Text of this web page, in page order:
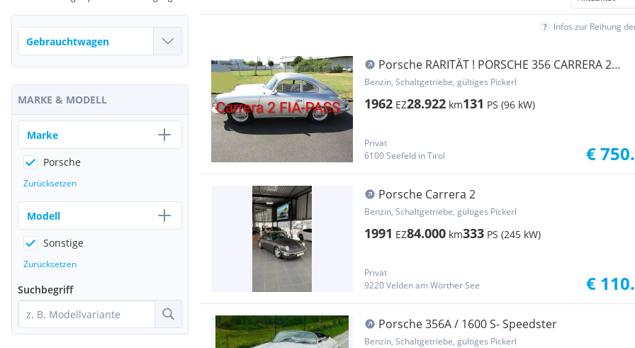
Infos zur Reihung
Porsche RARITÄT ! PORSCHE 356 CARRERA 2
GT-GS 2000. DE.
Benzin, Schaltgetriebe, gültiges Pickerl
1962 EZ28.922 km131 PS (96 kW)
Privat
6100 Seefeld in Tirol
€
Porsche Carrera 2
Benzin, Schaltgetriebe, gültiges Pickerl
1991 EZ84.000 km333 PS (245 kW)
Privat
9220 Velden am Wörther See
€
Porsche 356A / 1600 S- Speedster
Benzin, Schaltgetriebe, gültiges Pickerl
MARKE & MODELL
Marke
Porsche
Zurücksetzen
Modell
Sonstige
Zurücksetzen
Suchbegriff